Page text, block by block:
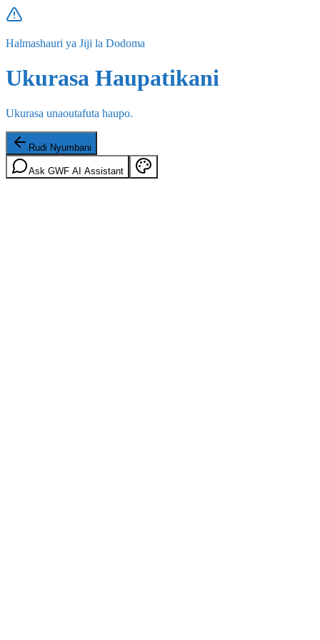
Halmashauri ya Jiji la Dodoma
Ukurasa Haupatikani
Ukurasa unaoutafuta haupo.
Rudi Nyumbani
Ask GWF AI Assistant